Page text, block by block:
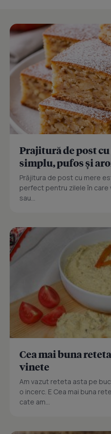
Prajitură de post
simplu, pufos și
Prăjitura de post cu mere
perfect pentru zilele în care
sau...
Cea mai buna
vinete
Am vazut reteta asta pe
o incerc. E Cea mai buna
cate am...